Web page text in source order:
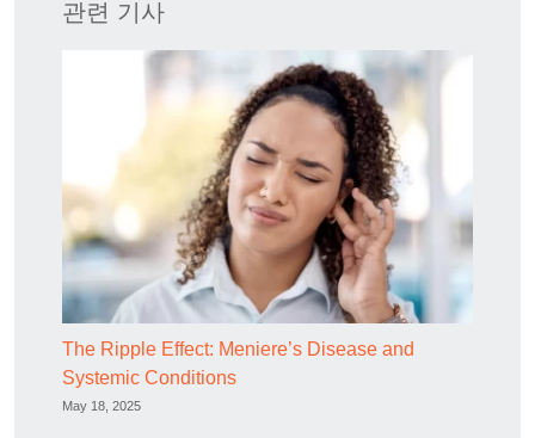
관련 기사
The Ripple Effect: Meniere’s Disease and
Systemic Conditions
May 18, 2025